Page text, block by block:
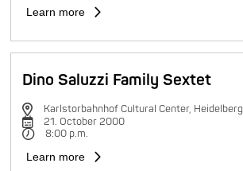
Learn more
Dino Saluzzi Family Sextet
Karlstorbahnhof Cultural Center, Heidelberg
21. October 2000
8:00 p.m.
Learn more